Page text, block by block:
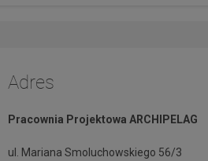
Adres
Pracownia Projektowa ARCHIPELAG
ul. Mariana Smoluchowskiego 56/3